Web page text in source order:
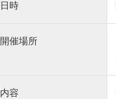
日時
開催場所
内容